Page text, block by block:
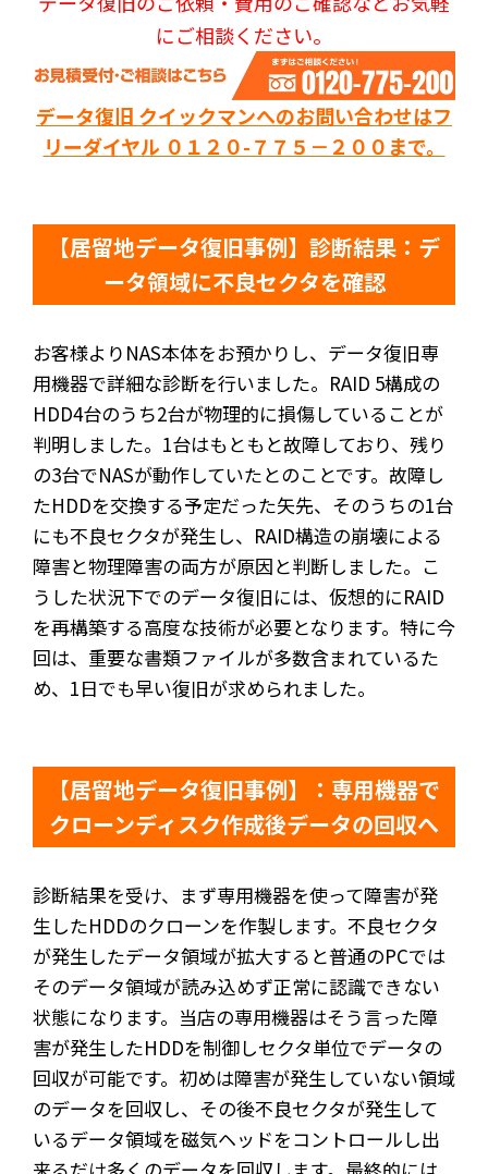
にご相談ください。
データ復旧 クイックマンへのお問い合わせはフ
リーダイヤル ０１２０-７７５－２００まで。
【居留地データ復旧事例】診断結果：デ
ータ領域に不良セクタを確認
お客様よりNAS本体をお預かりし、データ復旧専
用機器で詳細な診断を行いました。RAID 5構成の
HDD4台のうち2台が物理的に損傷していることが
判明しました。1台はもともと故障しており、残り
の3台でNASが動作していたとのことです。故障し
たHDDを交換する予定だった矢先、そのうちの1台
にも不良セクタが発生し、RAID構造の崩壊による
障害と物理障害の両方が原因と判断しました。こ
うした状況下でのデータ復旧には、仮想的にRAID
を再構築する高度な技術が必要となります。特に今
回は、重要な書類ファイルが多数含まれているた
め、1日でも早い復旧が求められました。
【居留地データ復旧事例】：専用機器で
クローンディスク作成後データの回収へ
診断結果を受け、まず専用機器を使って障害が発
生したHDDのクローンを作製します。不良セクタ
が発生したデータ領域が拡大すると普通のPCでは
そのデータ領域が読み込めず正常に認識できない
状態になります。当店の専用機器はそう言った障
害が発生したHDDを制御しセクタ単位でデータの
回収が可能です。初めは障害が発生していない領域
のデータを回収し、その後不良セクタが発生して
いるデータ領域を磁気ヘッドをコントロールし出